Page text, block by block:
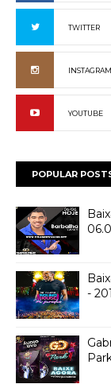
TWITTER
INSTAGRAM
YOUTUBE
POPULAR
-